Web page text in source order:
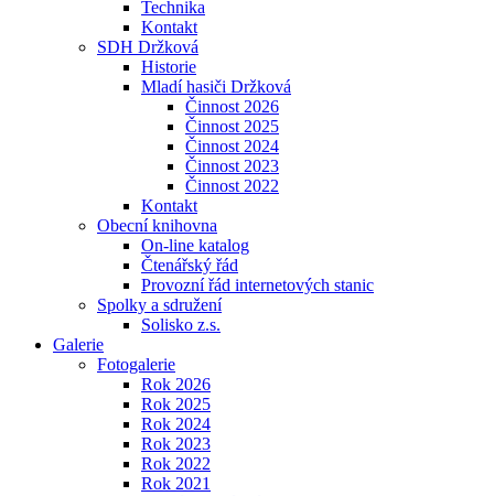
Technika
Kontakt
SDH Držková
Historie
Mladí hasiči Držková
Činnost 2026
Činnost 2025
Činnost 2024
Činnost 2023
Činnost 2022
Kontakt
Obecní knihovna
On-line katalog
Čtenářský řád
Provozní řád internetových stanic
Spolky a sdružení
Solisko z.s.
Galerie
Fotogalerie
Rok 2026
Rok 2025
Rok 2024
Rok 2023
Rok 2022
Rok 2021